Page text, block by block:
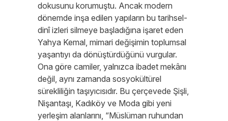
dokusunu korumuştu. Ancak modern
dönemde inşa edilen yapıların bu tarihsel-
dinî izleri silmeye başladığına işaret eden
Yahya Kemal, mimari değişimin toplumsal
yaşantıyı da dönüştürdüğünü vurgular.
Ona göre camiler, yalnızca ibadet mekânı
değil, aynı zamanda sosyokültürel
sürekliliğin taşıyıcısıdır. Bu çerçevede Şişli,
Nişantaşı, Kadıköy ve Moda gibi yeni
yerleşim alanlarını, “Müslüman ruhundan